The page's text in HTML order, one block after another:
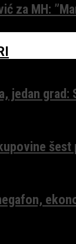
za MH:
jedan